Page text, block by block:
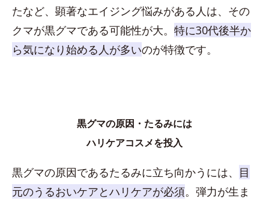
たなど、顕著なエイジング悩みがある人は、その
クマが黒グマである可能性が大。 特に30代後半か
ら気になり始める人が多いのが特徴です。
黒グマの原因・たるみには
ハリケアコスメを投入
黒グマの原因であるたるみに立ち向かうには、 目
元のうるおいケアとハリケアが必須。弾力が生ま